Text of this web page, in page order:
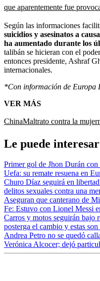
que aparentemente fue
Según las informaciones
suicidios y asesinatos a
ha aumentado durante los
talibán se hicieran con el
entonces presidente, Ashraf
internacionales.
*Con información de Europa
VER MÁS
ChinaMaltrato contra la mujer
Le puede interesar
Primer gol de Jhon Durán
Uefa: su remate resuena en
Churo Díaz seguirá en
delitos sexuales contra una
Aseguran que canterano de
Fe: Estuvo con Lionel Messi
Carros y motos seguirán bajo
posterga el cambio y estas son
Andrea Petro no se quedó
Verónica Alcocer; dejó